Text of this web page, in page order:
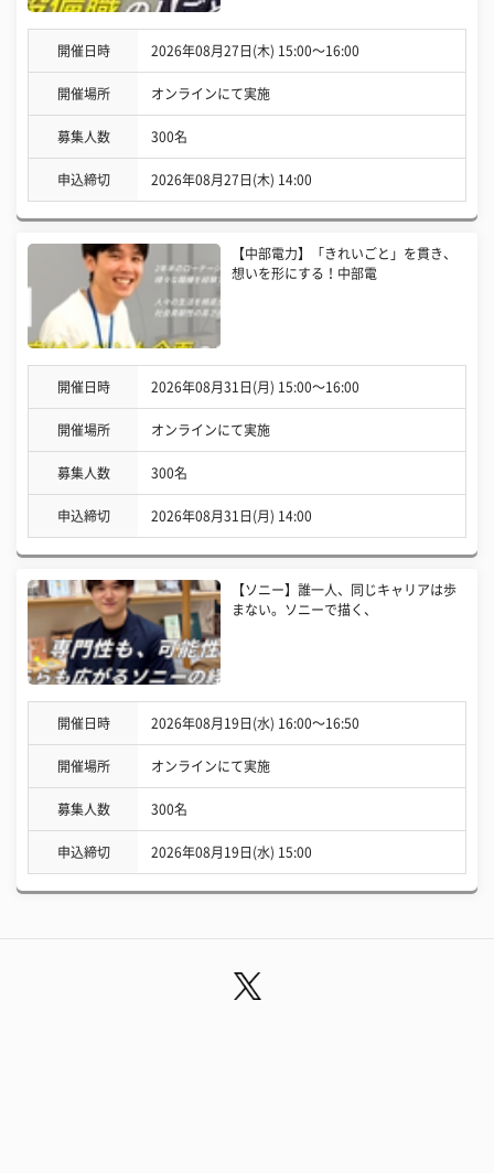
開催日時 2026年08月27日(木) 15:00〜16:00
開催場所 オンラインにて実施
募集人数 300名
申込締切 2026年08月27日(木) 14:00
【中部電力】「きれいごと」を貫き、
想いを形にする！中部電
開催日時 2026年08月31日(月) 15:00〜16:00
開催場所 オンラインにて実施
募集人数 300名
申込締切 2026年08月31日(月) 14:00
【ソニー】誰一人、同じキャリアは歩
まない。ソニーで描く、
開催日時 2026年08月19日(水) 16:00〜16:50
開催場所 オンラインにて実施
募集人数 300名
申込締切 2026年08月19日(水) 15:00